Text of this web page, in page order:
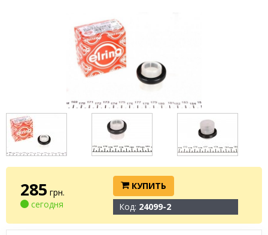
285 грн.
сегодня
КУПИТЬ
Код: 24099-2